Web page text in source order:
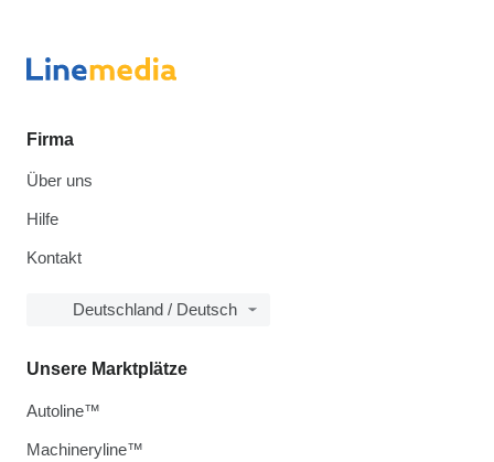
Firma
Über uns
Hilfe
Kontakt
Deutschland / Deutsch
Unsere Marktplätze
Autoline™
Machineryline™